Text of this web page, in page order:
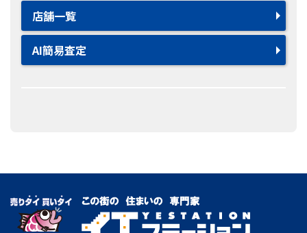
店舗一覧
AI簡易査定